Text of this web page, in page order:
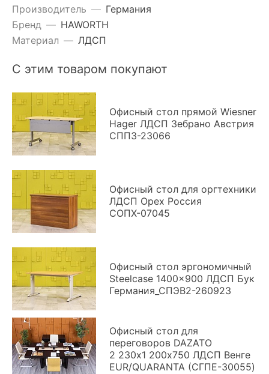
Производитель — Германия
Бренд — HAWORTH
Материал — ЛДСП
С этим товаром покупают
Офисный стол прямой Wiesner
Hager ЛДСП Зебрано Австрия
СППЗ-23066
Офисный стол для оргтехники
ЛДСП Орех Россия
СОПХ-07045
Офисный стол эргономичный
Steelcase 1400x900 ЛДСП Бук
Германия_СПЭВ2-260923
Офисный стол для
переговоров DAZATO
2 230х1 200х750 ЛДСП Венге
EUR/QUARANTA (СГПЕ-30055)